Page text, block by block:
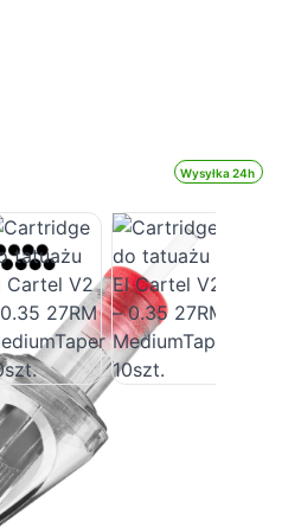
Wysyłka 24h
El Cartel V2 – 0.35
10szt.